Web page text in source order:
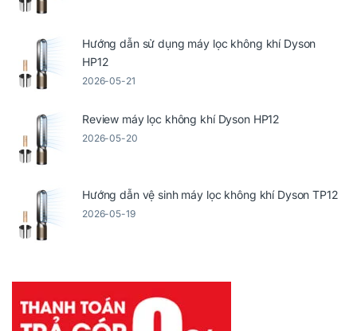
Hướng dẫn sử dụng máy lọc không khí Dyson
HP12
2026-05-21
Review máy lọc không khí Dyson HP12
2026-05-20
Hướng dẫn vệ sinh máy lọc không khí Dyson TP12
2026-05-19